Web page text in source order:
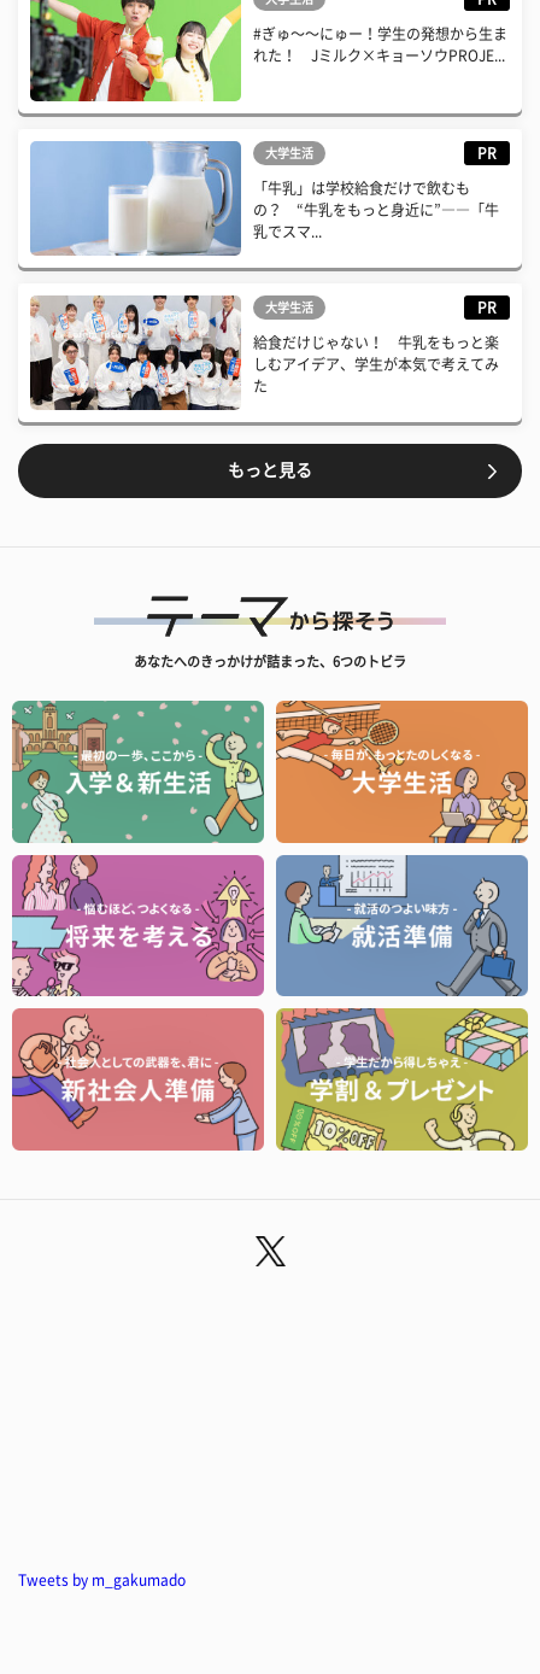
#ぎゅ〜〜にゅー！学生の発想から生ま
れた！ Jミルク×キョーソウPROJE...
大学生活 PR
「牛乳」は学校給食だけで飲むも
の？ “牛乳をもっと身近に”――「牛
乳でスマ...
大学生活 PR
給食だけじゃない！ 牛乳をもっと楽
しむアイデア、学生が本気で考えてみ
た
もっと見る
あなたへのきっかけが詰まった、6つのトビラ
Tweets by m_gakumado